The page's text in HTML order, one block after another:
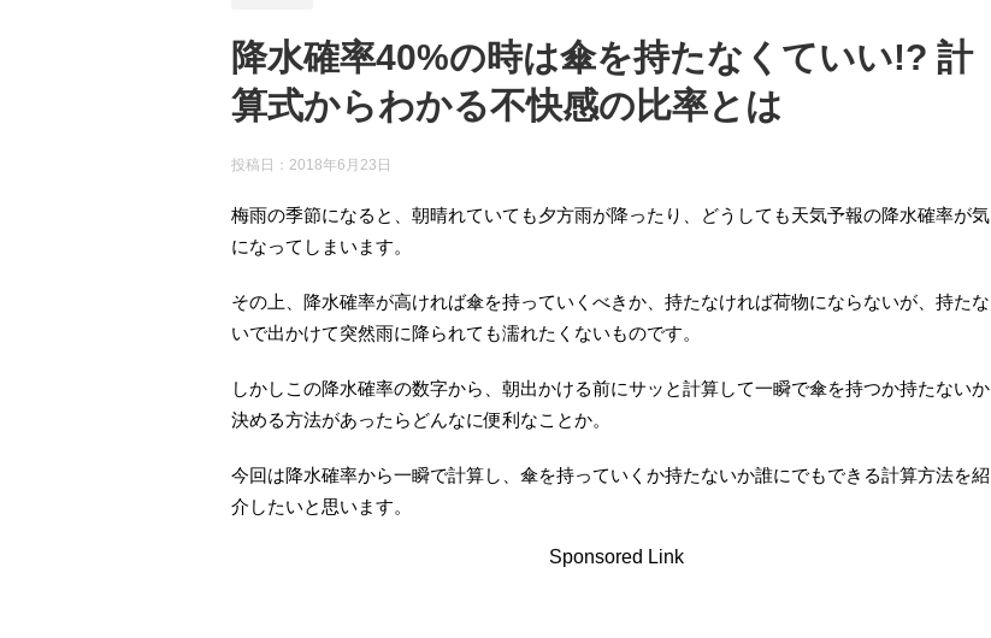
降水確率40%の時は傘を持たなくていい!? 計
算式からわかる不快感の比率とは
投稿日： 2018年6月23日
梅雨の季節になると、朝晴れていても夕方雨が降ったり、どうしても天気予報の降水確率が気
になってしまいます。
その上、降水確率が高ければ傘を持っていくべきか、持たなければ荷物にならないが、持たな
いで出かけて突然雨に降られても濡れたくないものです。
しかしこの降水確率の数字から、朝出かける前にサッと計算して一瞬で傘を持つか持たないか
決める方法があったらどんなに便利なことか。
今回は降水確率から一瞬で計算し、傘を持っていくか持たないか誰にでもできる計算方法を紹
介したいと思います。
Sponsored Link